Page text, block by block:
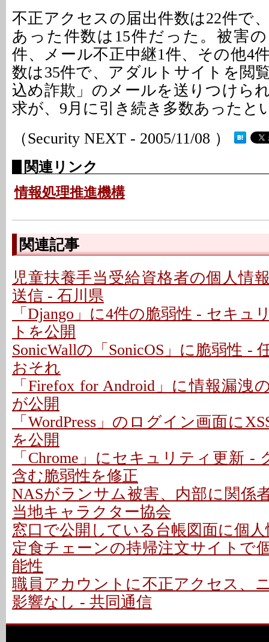
不正アクセスの届出件数は22件で
あった件数は15件だった。被害
件、メール不正中継1件、その他4
数は35件で、アダルトサイトを閲
込め詐欺」のメールを送りつけら
求が、9月に引き続き多数あったと
（Security NEXT - 2005/11/08 ）
関連リンク
情報処理推進機構
関連記事
児童扶養手当受給資格者の個人情
送信 - 石川県
「Django」に4件の脆弱性 - セキュ
トを公開
SonicWallの「SonicOS」に脆弱性 -
おそれ
「Firefox for Android」に情報漏洩
が公開
「WordPress」のログイン画面に
を公開
「Chrome」にセキュリティ更新 -
含む脆弱性を修正
NASがランサム被害、内部に関係
当地キャラクター協会
窓口で公開している台帳図面に個
定食チェーンの持帰注文サイトで
能性
職員アカウントに不正アクセス、
影響なし - 共同通信